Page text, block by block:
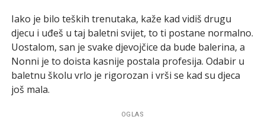
Iako je bilo teških trenutaka, kaže kad vidiš drugu
djecu i uđeš u taj baletni svijet, to ti postane normalno.
Uostalom, san je svake djevojčice da bude balerina, a
Nonni je to doista kasnije postala profesija. Odabir u
baletnu školu vrlo je rigorozan i vrši se kad su djeca
još mala.
OGLAS